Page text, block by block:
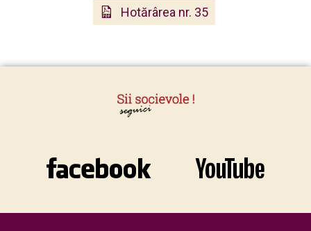
Hotărârea nr. 35